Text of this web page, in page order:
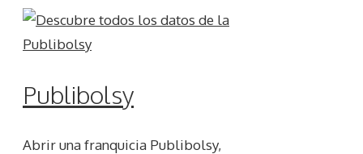
Publibolsy
Abrir una franquicia Publibolsy,